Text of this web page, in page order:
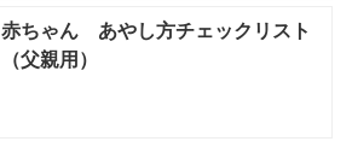
赤ちゃん あやし方チェックリスト
（父親用）